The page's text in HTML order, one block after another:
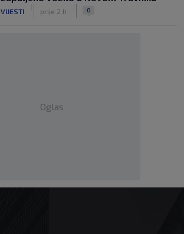
VIJESTI prije 2 h 0
Oglas